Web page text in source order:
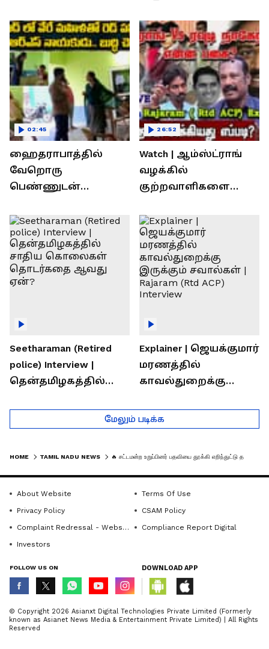
ஹைதராபாத்தில்
வேறொரு
பெண்ணுடன்
தலைவரை மடக்கி
பிடித்த மனைவி
02:45
Watch | ஆம்ஸ்ட்ராங்
வழக்கில்
குற்றவாளிகளை
காவல்துறை? / Rajaram
Rtd ACP Interview
26:52
Seetharaman (Retired
police) Interview |
தென்தமிழகத்தில்
தொடர்கதை ஆவது
ஏன்?
Explainer | ஜெயக்குமார்
மரணத்தில்
காவல்துறைக்கு
Rajaram (Rtd ACP)
Interview
மேலும் படிக்க
HOME TAMIL NADU NEWS
About Website
Terms Of Use
Privacy Policy
CSAM Policy
Complaint Redressal - Website
Compliance Report Digital
Investors
FOLLOW US ON DOWNLOAD APP
© Copyright 2026 Asianxt Digital Technologies Private Limited (Formerly
known as Asianet News Media & Entertainment Private Limited) | All Rights
Reserved